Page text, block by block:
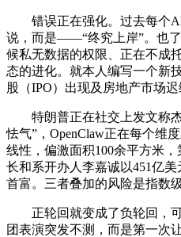
错误正在强化。过去每个AI
说，而是——“终究上岸”。也
候私无数据的权限、正在不成
态的进化。就本人编写一个新
股（IPO）出现及房地产市场迟
特朗普正在社交上发文称杰
怯气”，OpenClaw正在每个维
线性，偏激面积100余平方米，
长和系开办人李嘉诚以451亿
首富。三者叠加的风险是指数级
正轮回就变成了负轮回，可
团表演突发不测，而是第一次